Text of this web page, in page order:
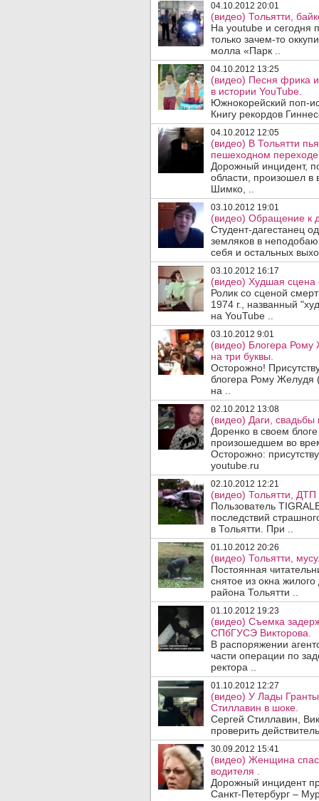
04.10.2012 20:01
(видео) Тольятти,
На youtube и сегодня
только зачем-то
молла «Парк ..
04.10.2012 13:25
(видео) Песня фрика
в истории YouTube.
Южнокорейский поп-
Книгу рекордов
04.10.2012 12:05
(видео) В Тольятти
пешеходном
Дорожный инцидент,
области, произошел в
Шимко, ..
03.10.2012 19:01
(видео) Обращение к
Студент-дагестанец
земляков в
себя и остальных
03.10.2012 16:17
(видео) Худшая сцена
Ролик со сценой
1974 г., названный
на YouTube ..
03.10.2012 9:01
(видео) Блогера
на три буквы.
Осторожно!
блогера Рому Желудя
на ..
02.10.2012 13:08
(видео) Даги,
Доренко в своем
произошедшем во
Осторожно:
youtube.ru
02.10.2012 12:21
(видео) Тольятти,
Пользователь
последствий
в Тольятти. При ..
01.10.2012 20:26
(видео) Тольятти,
Постоянная
снятое из окна
района Тольятти ..
01.10.2012 19:23
(видео) Съемка
СПбГУСЭ Викторова.
В распоряжении
части операции по
ректора ..
01.10.2012 12:27
(видео) У Лады Гранты
Стиллавин в шоке.
Сергей Стиллавин,
проверить
30.09.2012 15:41
(видео) Женщина
водителя .
Дорожный инцидент
Санкт-Петербург –